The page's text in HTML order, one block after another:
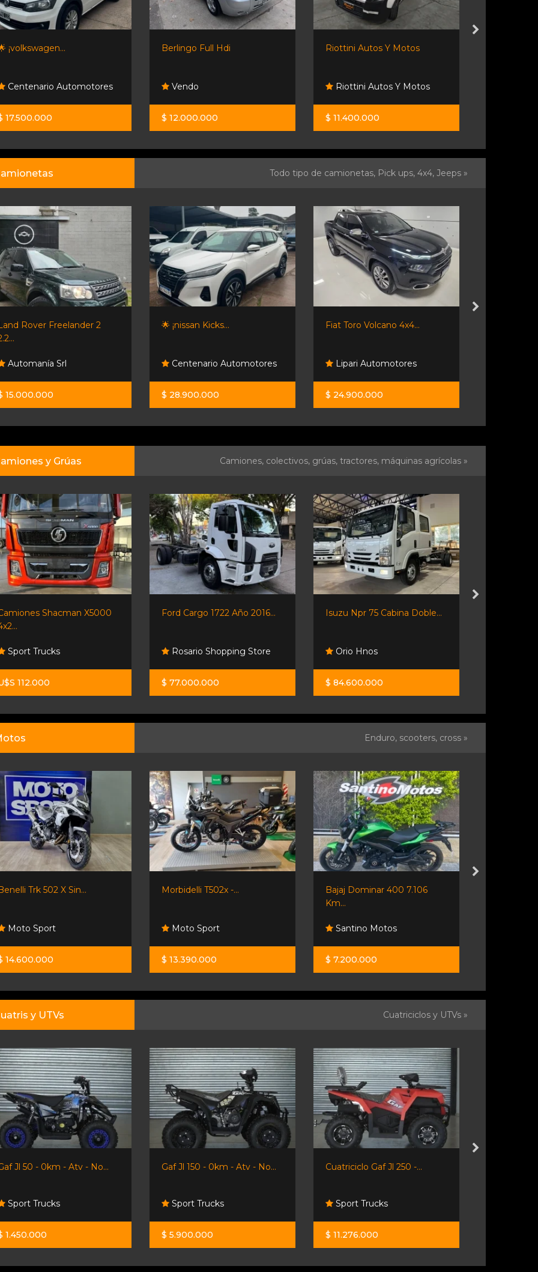
¡volkswagen...
Centenario Automotores
17.500.000
Berlingo Full Hdi
Vendo
$ 12.000.000
Riottini Autos Y Motos
Riottini Autos Y Motos
$ 11.400.000
Todo tipo de camionetas, Pick ups, 4x4, Jeeps »
Rover Freelander 2
Automanía Srl
15.000.000
🌟 ¡nissan Kicks...
Centenario Automotores
$ 28.900.000
Fiat Toro Volcano 4x4...
Lipari Automotores
$ 24.900.000
y Grúas Camiones, colectivos, grúas, tractores, máquinas agrícolas »
Shacman X5000
Sport Trucks
112.000
Ford Cargo 1722 Año 2016...
Rosario Shopping Store
$ 77.000.000
Isuzu Npr 75 Cabina Doble...
Orio Hnos
$ 84.600.000
Enduro, scooters, cross »
Trk 502 X Sin...
Moto Sport
14.600.000
Morbidelli T502x -...
Moto Sport
$ 13.390.000
Bajaj Dominar 400 7.106
Km...
Santino Motos
$ 7.200.000
y UTVs Cuatriciclos y UTVs »
Jl 50 - 0km - Atv - No...
Sport Trucks
1.450.000
Gaf Jl 150 - 0km - Atv - No...
Sport Trucks
$ 5.900.000
Cuatriciclo Gaf Jl 250 -...
Sport Trucks
$ 11.276.000